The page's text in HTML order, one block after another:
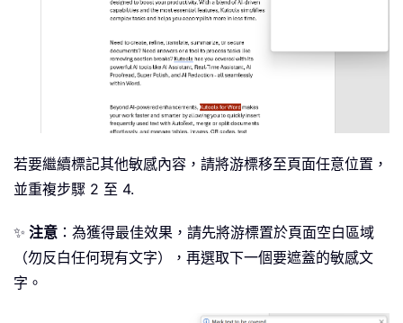
若要繼續標記其他敏感內容，請將游標移至頁面任意位置，
並重複步驟 2 至 4.
✨ 注意 ：為獲得最佳效果，請先將游標置於頁面空白區域
（勿反白任何現有文字），再選取下一個要遮蓋的敏感文
字。